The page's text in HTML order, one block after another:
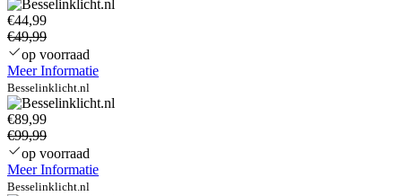
€44,99
€49,99
op voorraad
Meer Informatie
Besselinklicht.nl
€89,99
€99,99
op voorraad
Meer Informatie
Besselinklicht.nl